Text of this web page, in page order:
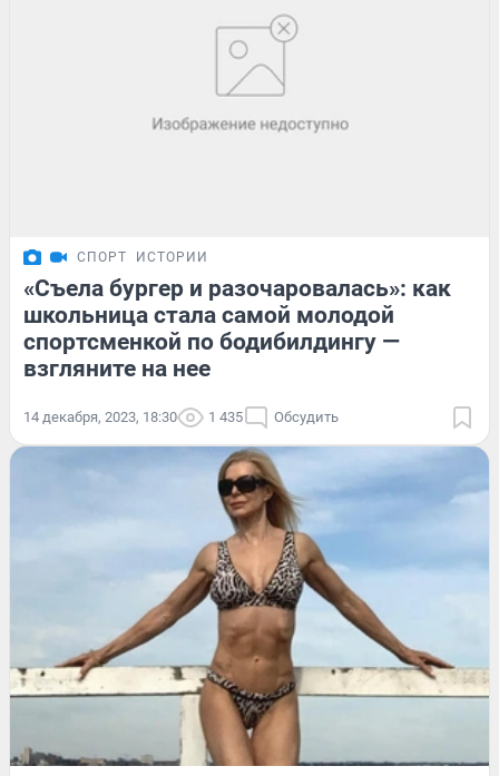
СПОРТ ИСТОРИИ
«Съела бургер и разочаровалась»: как
школьница стала самой молодой
спортсменкой по бодибилдингу —
взгляните на нее
14 декабря, 2023, 18:30 1 435 Обсудить